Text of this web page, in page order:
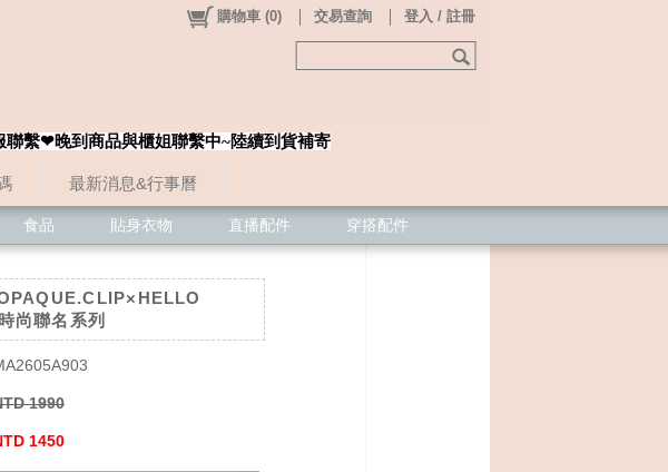
最新消息&行事曆
購物車 (0) 交易查詢 登入 / 註冊
繫❤晚到商品與櫃姐聯繫中~陸續到貨補寄
食品 貼身衣物 直播配件 穿搭配件
OPAQUE.CLIP×HELLO
尚聯名系列
1990
1450